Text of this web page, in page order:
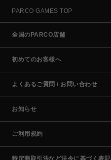
PARCO GAMES TOP
全国のPARCO店舗
初めてのお客様へ
よくあるご質問 / お問い合わせ
お知らせ
ご利用規約